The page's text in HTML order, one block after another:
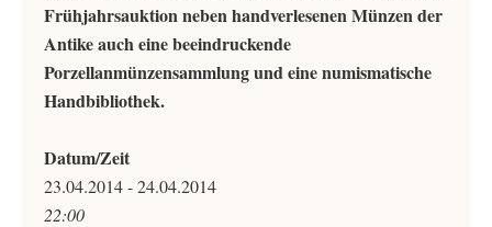
Frühjahrsauktion neben handverlesenen Münzen der
Antike auch eine beeindruckende
Porzellanmünzensammlung und eine numismatische
Handbibliothek.
Datum/Zeit
23.04.2014 - 24.04.2014
22:00